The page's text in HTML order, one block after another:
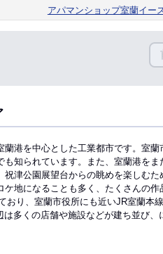
アパマンショップ室蘭イー
港を中心とした工業都市です。室
知られています。また、室蘭港をま
津公園展望台からの眺めを楽しむた
地になることも多く、たくさんの
り、室蘭市役所にも近いJR室蘭本
多くの店舗や施設などが建ち並び、